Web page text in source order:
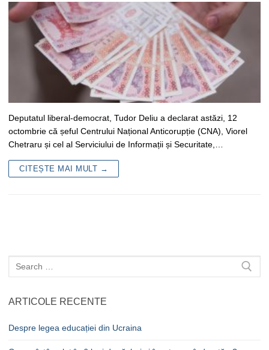
Deputatul liberal-democrat, Tudor Deliu a declarat astăzi, 12
octombrie că șeful Centrului Național Anticorupție (CNA), Viorel
Chetraru și cel al Serviciului de Informații și Securitate,…
CITEȘTE MAI MULT →
Caută
după:
ARTICOLE RECENTE
Despre legea educației din Ucraina